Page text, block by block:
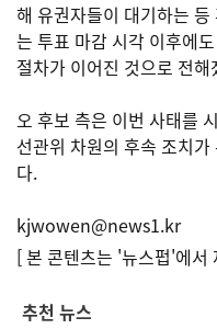
해 유권자들이 대기하는
는 투표 마감 시각 이후에
절차가 이어진 것으로 전해
오 후보 측은 이번 사태를
선관위 차원의 후속 조치
다.
kjwowen@news1.kr
[ 본 콘텐츠는 '뉴스펍'에서
추천 뉴스